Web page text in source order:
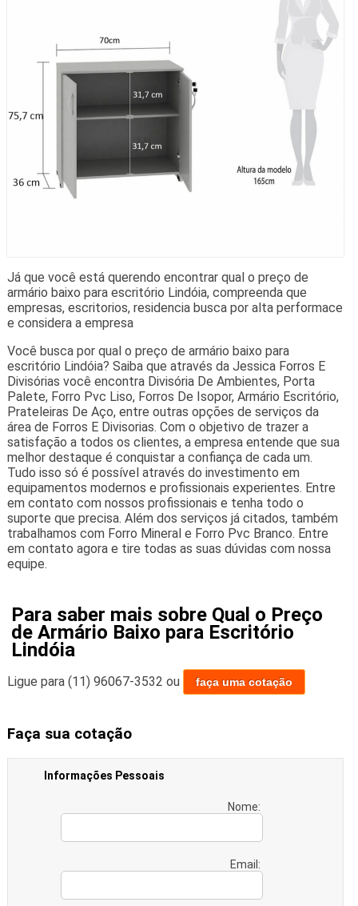
Já que você está querendo encontrar qual o preço de
armário baixo para escritório Lindóia, compreenda que
empresas, escritorios, residencia busca por alta performace
e considera a empresa
Você busca por qual o preço de armário baixo para
escritório Lindóia? Saiba que através da Jessica Forros E
Divisórias você encontra Divisória De Ambientes, Porta
Palete, Forro Pvc Liso, Forros De Isopor, Armário Escritório,
Prateleiras De Aço, entre outras opções de serviços da
área de Forros E Divisorias. Com o objetivo de trazer a
satisfação a todos os clientes, a empresa entende que sua
melhor destaque é conquistar a confiança de cada um.
Tudo isso só é possível através do investimento em
equipamentos modernos e profissionais experientes. Entre
em contato com nossos profissionais e tenha todo o
suporte que precisa. Além dos serviços já citados, também
trabalhamos com Forro Mineral e Forro Pvc Branco. Entre
em contato agora e tire todas as suas dúvidas com nossa
equipe.
Para saber mais sobre Qual o Preço
de Armário Baixo para Escritório
Lindóia
Ligue para (11) 96067-3532 ou faça uma cotação
Faça sua cotação
Informações Pessoais
Nome:
Email: